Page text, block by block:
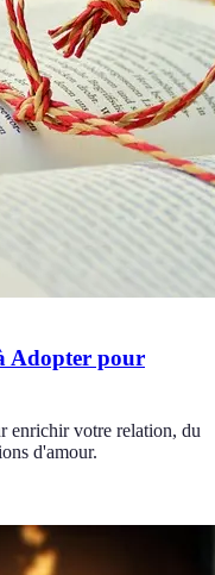
Adopter pour
enrichir votre relation, du
d'amour.